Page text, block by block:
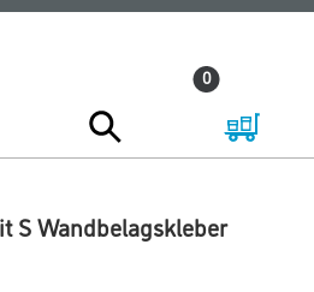
0
S Wandbelagskleber